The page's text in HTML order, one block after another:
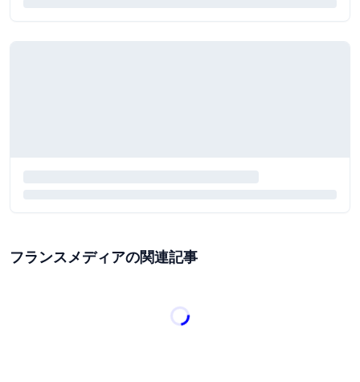
フランスメディアの関連記事